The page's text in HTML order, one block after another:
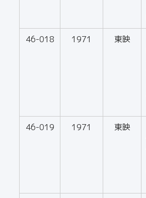
46-018 1971 東映
46-019 1971 東映